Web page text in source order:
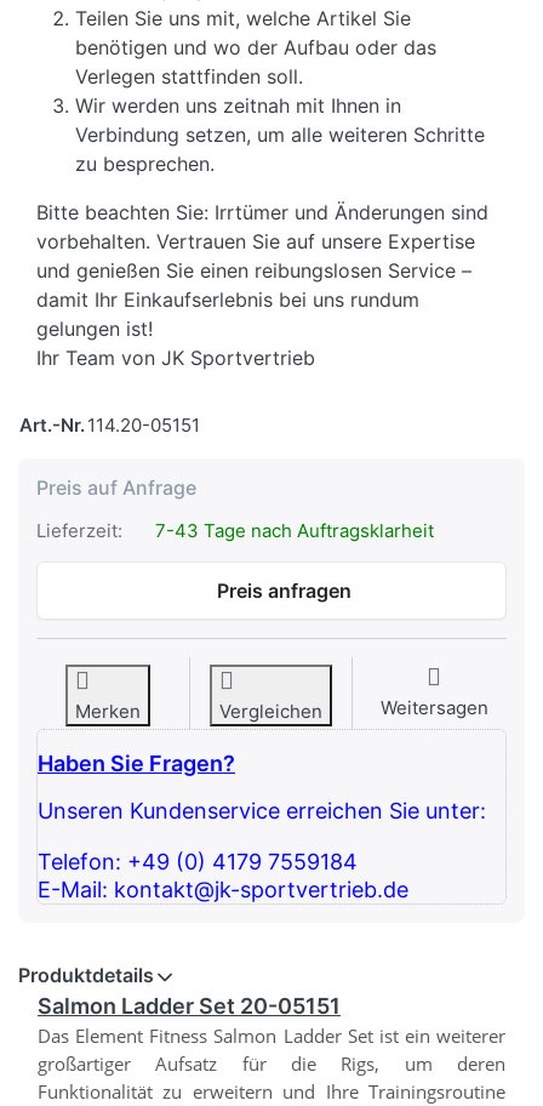
Teilen Sie uns mit, welche Artikel Sie
benötigen und wo der Aufbau oder das
Verlegen stattfinden soll.
Wir werden uns zeitnah mit Ihnen in
Verbindung setzen, um alle weiteren Schritte
zu besprechen.
Bitte beachten Sie: Irrtümer und Änderungen sind
vorbehalten. Vertrauen Sie auf unsere Expertise
und genießen Sie einen reibungslosen Service –
damit Ihr Einkaufserlebnis bei uns rundum
gelungen ist!
Ihr Team von JK Sportvertrieb
Art.-Nr.114.20-05151
Preis auf Anfrage
Lieferzeit: 7-43 Tage nach Auftragsklarheit
Preis anfragen
Merken Vergleichen Weitersagen
Haben Sie Fragen?
Unseren Kundenservice erreichen Sie unter:
Telefon: +49 (0) 4179 7559184
E-Mail: kontakt@jk-sportvertrieb.de
Produktdetails
Salmon Ladder Set 20-05151
Das Element Fitness Salmon Ladder Set ist ein weiterer
großartiger Aufsatz für die Rigs, um deren
Funktionalität zu erweitern und Ihre Trainingsroutine